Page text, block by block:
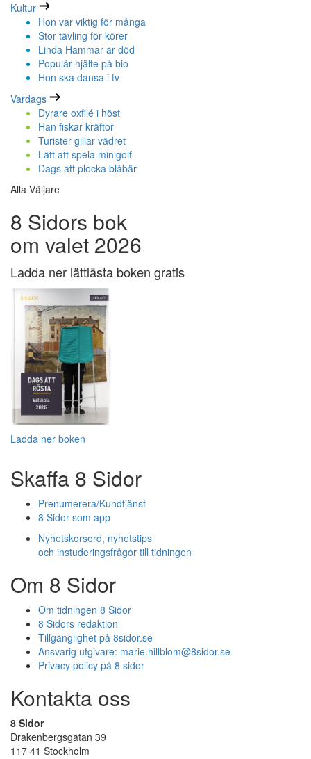
Kultur
Hon var viktig för många
Stor tävling för körer
Linda Hammar är död
Populär hjälte på bio
Hon ska dansa i tv
Vardags
Dyrare oxfilé i höst
Han fiskar kräftor
Turister gillar vädret
Lätt att spela minigolf
Dags att plocka blåbär
Alla Väljare
8 Sidors bok
om valet 2026
Ladda ner lättlästa boken gratis
Ladda ner boken
Skaffa 8 Sidor
Prenumerera/Kundtjänst
8 Sidor som app
Nyhetskorsord, nyhetstips
och instuderingsfrågor till tidningen
Om 8 Sidor
Om tidningen 8 Sidor
8 Sidors redaktion
Tillgänglighet på 8sidor.se
Ansvarig utgivare: marie.hillblom@8sidor.se
Privacy policy på 8 sidor
Kontakta oss
8 Sidor
Drakenbergsgatan 39
117 41 Stockholm